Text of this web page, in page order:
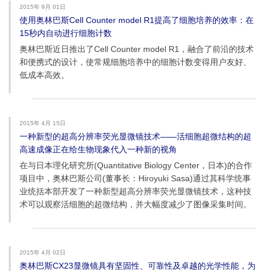
2015年 9月 01日
使用奥林巴斯Cell Counter model R1提高了细胞培养的效率：在
15秒内自动进行细胞计数
奥林巴斯近日推出了Cell Counter model R1，融合了前沿的技术
和便携式的设计，使常规细胞培养中的细胞计数变得用户友好、
低成本高效。
2015年 4月 15日
一种新型的超高分辨率荧光显微镜技术——活细胞超微结构的超
高速成像正在给生物现象代入一种新的视角
在与日本理化研究所(Quantitative Biology Center，日本)的合作
项目中，奥林巴斯公司(董事长：Hiroyuki Sasa)通过其科学统事
业统括本部开发了一种新型超高分辨率荧光显微镜技术，这种技
术可以观察活细胞的超微结构，并大幅度减少了图像采集时间。
2015年 4月 02日
奥林巴斯CX23显微镜具有坚固性、可靠性及卓越的光学性能，为